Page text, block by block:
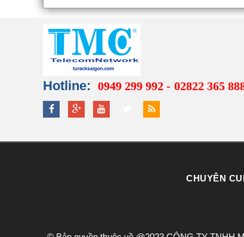
Hotline: 0949 299 992 - 02822 365
CHUYÊN